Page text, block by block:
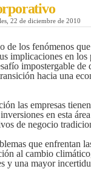
22 de diciembre de 2010
de los fenómenos
implicaciones en los
impostergable
hacia una
las empresas
en esta
de negocio
que enfrentan
al cambio
y una mayor